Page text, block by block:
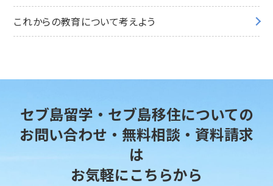
これからの教育について考えよう
セブ島留学・セブ島移住についての
お問い合わせ・無料相談・資料請求
は
お気軽にこちらから